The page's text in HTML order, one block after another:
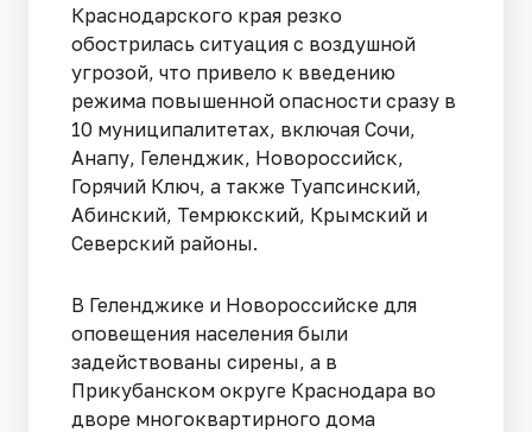
Краснодарского края резко
обострилась ситуация с воздушной
угрозой, что привело к введению
режима повышенной опасности сразу в
10 муниципалитетах, включая Сочи,
Анапу, Геленджик, Новороссийск,
Горячий Ключ, а также Туапсинский,
Абинский, Темрюкский, Крымский и
Северский районы.
В Геленджике и Новороссийске для
оповещения населения были
задействованы сирены, а в
Прикубанском округе Краснодара во
дворе многоквартирного дома